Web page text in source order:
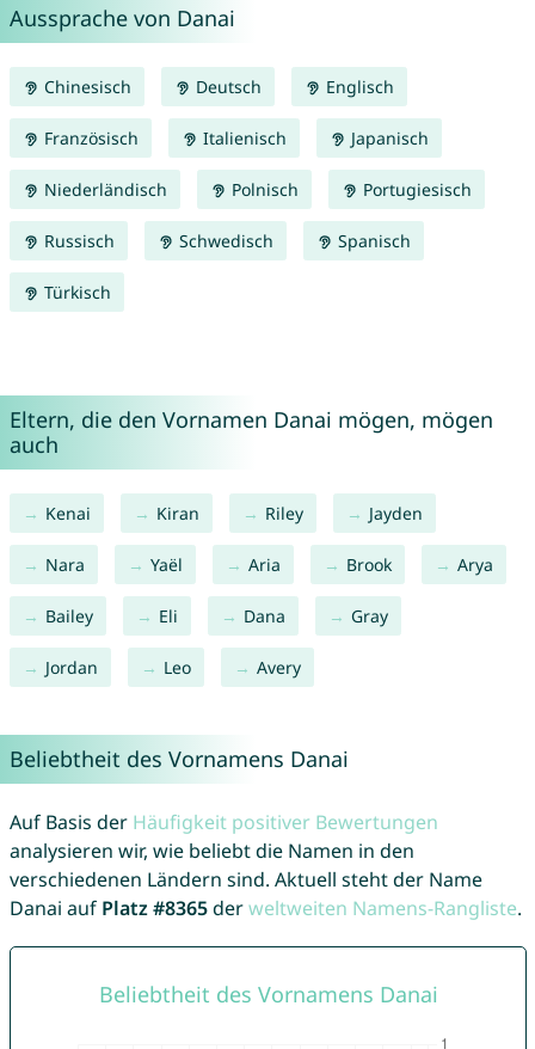
Aussprache von Danai
Chinesisch Deutsch Englisch
Französisch Italienisch Japanisch
Niederländisch Polnisch Portugiesisch
Russisch Schwedisch Spanisch
Türkisch
Eltern, die den Vornamen Danai mögen, mögen
auch
Kenai Kiran Riley Jayden
Nara Yaël Aria Brook Arya
Bailey Eli Dana Gray
Jordan Leo Avery
Beliebtheit des Vornamens Danai
Auf Basis der Häufigkeit positiver Bewertungen
analysieren wir, wie beliebt die Namen in den
verschiedenen Ländern sind. Aktuell steht der Name
Danai auf Platz #8365derweltweiten Namens-Rangliste.